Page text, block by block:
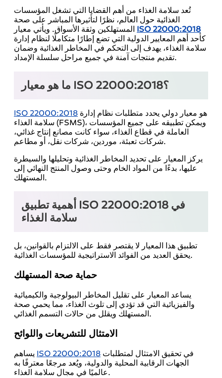
تُعد سلامة الغذاء من أهم القضايا التي تشغل المؤسسات
الغذائية حول العالم، نظرًا لتأثيرها المباشر على صحة
ISO 22000:2018
كأحد أهم المعايير الدولية التي تضع إطارًا متكاملًا لنظام إدارة
سلامة الغذاء، يهدف إلى التحكم في المخاطر الغذائية وضمان
تقديم منتجات آمنة في جميع مراحل سلسلة الإمداد.
ما هو معيار ISO 22000:2018؟
ISO 22000:2018
سلامة الغذاء (FSMS)، ويمكن تطبيقه على جميع المؤسسات
العاملة في قطاع الغذاء، سواء كانت مصانع إنتاج غذائي،
شركات تعبئة، موردين، شركات نقل، أو مطاعم.
يركز المعيار على تحديد المخاطر الغذائية وتحليلها والسيطرة
عليها، بدءًا من المواد الخام وحتى وصول المنتج النهائي إلى
المستهلك.
أهمية تطبيق ISO 22000:2018 في
سلامة الغذاء
تطبيق هذا المعيار لا يقتصر فقط على الالتزام بالقوانين، بل
يحقق العديد من الفوائد الاستراتيجية للمؤسسات الغذائية.
حماية صحة المستهلك
يساعد المعيار على تقليل المخاطر البيولوجية والكيميائية
والفيزيائية التي قد تؤدي إلى تلوث الغذاء، مما يحمي صحة
المستهلك ويقلل من حالات التسمم الغذائي.
الامتثال للتشريعات واللوائح
ISO 22000:2018
الجهات الرقابية المحلية والدولية، ويُعد مرجعًا معترفًا به
عالميًا في مجال سلامة الغذاء.